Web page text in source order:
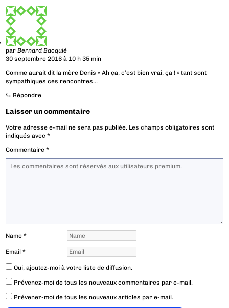
parBernard Bacquié
30 septembre 2016 à 10 h 35 min
Comme aurait dit la mère Denis « Ah ça, c’est bien vrai, ça ! » tant sont
sympathiques ces rencontres…
⮑ Répondre
Laisser un commentaire
Votre adresse e-mail ne sera pas publiée. Les champs obligatoires sont
indiqués avec*
Commentaire*
Name*
Email*
Oui, ajoutez-moi à votre liste de diffusion.
Prévenez-moi de tous les nouveaux commentaires par e-mail.
Prévenez-moi de tous les nouveaux articles par e-mail.